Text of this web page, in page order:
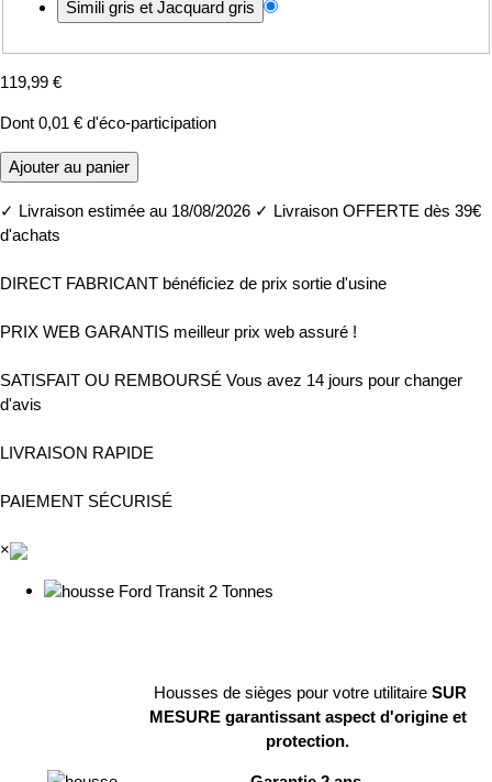
119,99 €
Dont 0,01 € d'éco-participation
Ajouter au panier
✓ Livraison estimée au 18/08/2026 ✓ Livraison OFFERTE dès 39€
d'achats
DIRECT FABRICANT bénéficiez de prix sortie d'usine
PRIX WEB GARANTIS meilleur prix web assuré !
SATISFAIT OU REMBOURSÉ Vous avez 14 jours pour changer
d'avis
LIVRAISON RAPIDE
PAIEMENT SÉCURISÉ
×
Housses de sièges pour votre utilitaire SUR
MESURE garantissant aspect d'origine et
protection.